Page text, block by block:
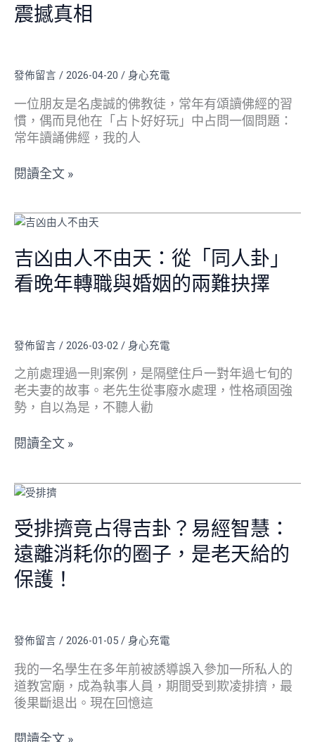
鴉
片？
震撼真相
發佈留言 / 2026-04-20 / 身心充電
一位朋友是名虔誠的佛教徒，常年有頌讀佛經的習
慣，偶而見他在「占卜好好玩」中占問一個問題：
常年讀誦佛經，我的人
獨、
甚
業？
次
易
占
變
揭
開
改
變
命
運
撼
真
相
閱讀全文 »
吉凶由人不由天：從「同人卦」
看晚年轉職與婚姻的兩難抉擇
發佈留言 / 2026-03-02 / 身心充電
之前處理過一則案例，是隔壁住戶一對年過七旬的
老夫妻的故事。老先生從事廢水處理，性格頑固強
勢，自以為是，不聽人勸
吉
由
人
不
從
人
卦」
看
年
與
姻
的
兩
難
抉
閱讀全文 »
受排擠竟占得吉卦？易經智慧：
遠離消耗你的圈子，是老天給的
保護！
發佈留言 / 2026-01-05 / 身心充電
我的一名學生在多年前被誘導誤入參加一所私人的
道教宮廟，成為執事人員，期間受到欺凌排擠，最
後果斷退出。現在回憶這
受
擠
竟
占
得
吉
經
智
慧：
遠
離
閱讀全文 »